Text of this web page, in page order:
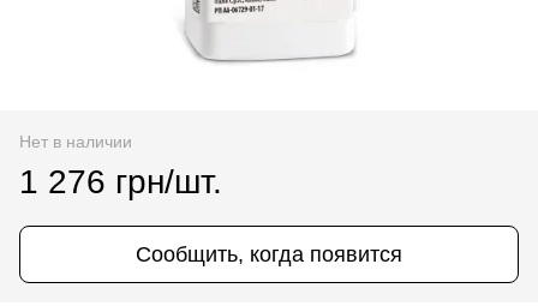
Нет в наличии
1 276 грн/шт.
Сообщить, когда появится